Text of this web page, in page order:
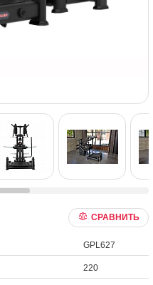
СРАВНИТЬ
GPL627
220